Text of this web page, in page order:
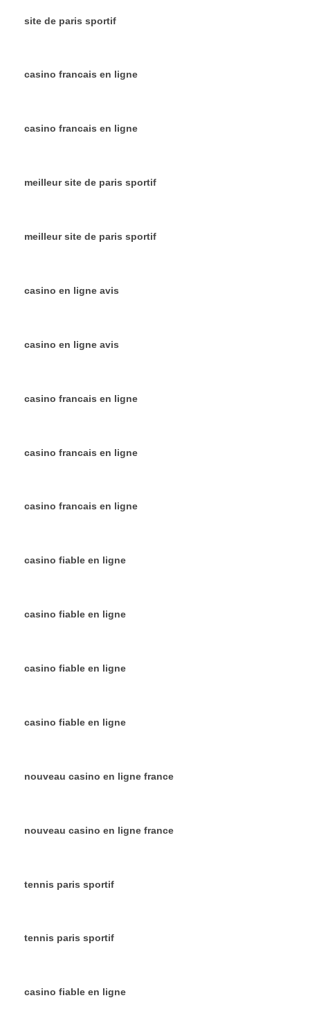
site de paris sportif
casino francais en ligne
casino francais en ligne
meilleur site de paris sportif
meilleur site de paris sportif
casino en ligne avis
casino en ligne avis
casino francais en ligne
casino francais en ligne
casino francais en ligne
casino fiable en ligne
casino fiable en ligne
casino fiable en ligne
casino fiable en ligne
nouveau casino en ligne france
nouveau casino en ligne france
tennis paris sportif
tennis paris sportif
casino fiable en ligne